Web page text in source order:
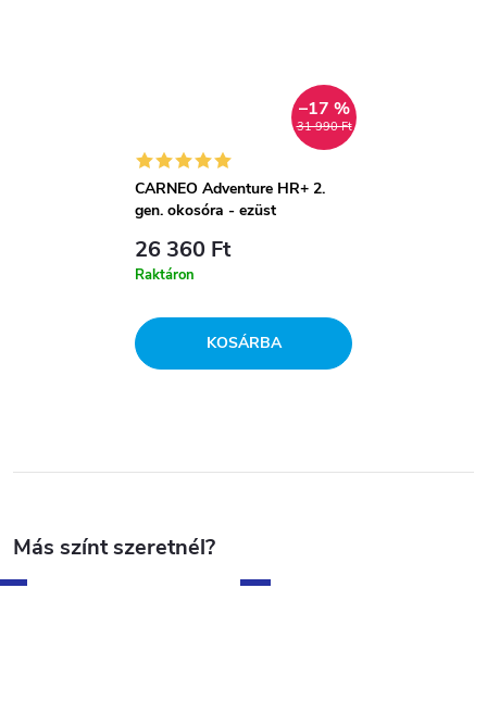
31 990 Ft
–17 %
CARNEO Adventure HR+ 2.
gen. okosóra - ezüst
26 360 Ft
Raktáron
KOSÁRBA